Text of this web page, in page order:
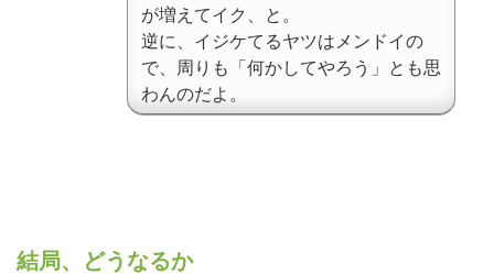
が増えてイク、と。
逆に、イジケてるヤツはメンドイの
で、周りも「何かしてやろう」とも思
わんのだよ。
結局、どうなるか